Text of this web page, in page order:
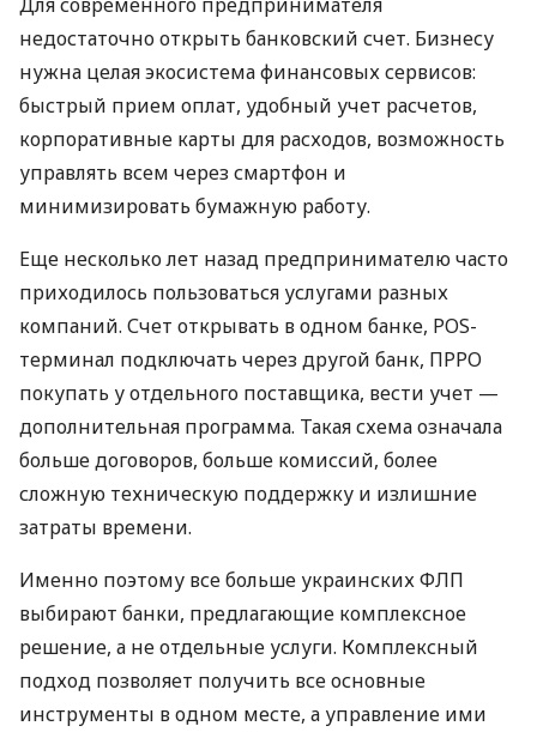
недостаточно открыть банковский счет. Бизнесу
нужна целая экосистема финансовых сервисов:
быстрый прием оплат, удобный учет расчетов,
корпоративные карты для расходов, возможность
управлять всем через смартфон и
минимизировать бумажную работу.
Еще несколько лет назад предпринимателю часто
приходилось пользоваться услугами разных
компаний. Счет открывать в одном банке, POS-
терминал подключать через другой банк, ПРРО
покупать у отдельного поставщика, вести учет —
дополнительная программа. Такая схема означала
больше договоров, больше комиссий, более
сложную техническую поддержку и излишние
затраты времени.
Именно поэтому все больше украинских ФЛП
выбирают банки, предлагающие комплексное
решение, а не отдельные услуги. Комплексный
подход позволяет получить все основные
инструменты в одном месте, а управление ими